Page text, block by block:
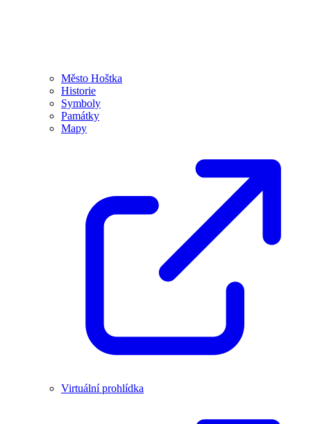
Město Hoštka
Historie
Symboly
Památky
Mapy
Virtuální prohlídka